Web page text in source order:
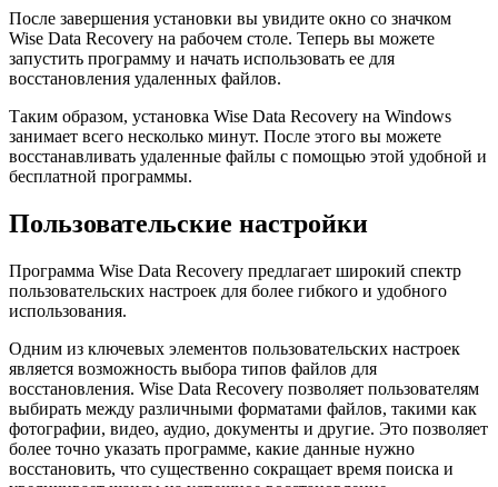
После завершения установки вы увидите окно со значком
Wise Data Recovery на рабочем столе. Теперь вы можете
запустить программу и начать использовать ее для
восстановления удаленных файлов.
Таким образом, установка Wise Data Recovery на Windows
занимает всего несколько минут. После этого вы можете
восстанавливать удаленные файлы с помощью этой удобной и
бесплатной программы.
Пользовательские настройки
Программа Wise Data Recovery предлагает широкий спектр
пользовательских настроек для более гибкого и удобного
использования.
Одним из ключевых элементов пользовательских настроек
является возможность выбора типов файлов для
восстановления. Wise Data Recovery позволяет пользователям
выбирать между различными форматами файлов, такими как
фотографии, видео, аудио, документы и другие. Это позволяет
более точно указать программе, какие данные нужно
восстановить, что существенно сокращает время поиска и